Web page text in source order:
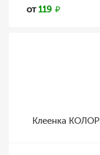
от119
Клеенка